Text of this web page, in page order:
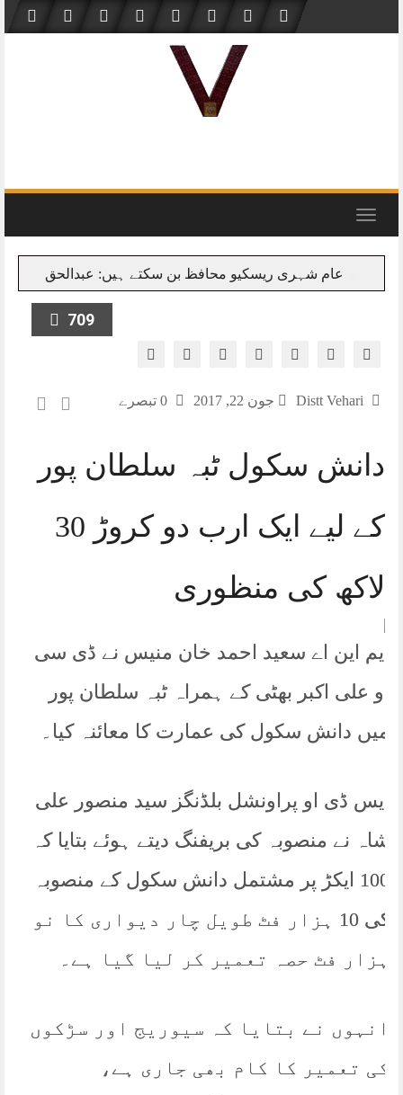
content
Toggle
عام شہری ریسکیو محافظ بن سکتے ہیں: عبدالحق بانی
709
Distt Vehari جون 22, 2017
دانش سکول ٹبہ سلطان پور
کے لیے ایک ارب دو کروڑ 30
لاکھ کی منظوری
ایم این اے سعید احمد خان منیس نے ڈی سی
او علی اکبر بھٹی کے ہمراہ ٹبہ سلطان پور
میں دانش سکول کی عمارت کا معائنہ کیا۔
ایس ڈی او پراونشل بلڈنگز سید منصور علی
شاہ نے منصوبہ کی بریفنگ دیتے ہوئے بتایا کہ
100 ایکڑ پر مشتمل دانش سکول کے منصوبہ
کی 10 ہزار فٹ طویل چار دیواری کا نو
ہزار فٹ حصہ تعمیر کر لیا گیا ہے۔
انہوں نے بتایا کہ سیوریج اور سڑکوں
کی تعمیر کا کام بھی جاری ہے،